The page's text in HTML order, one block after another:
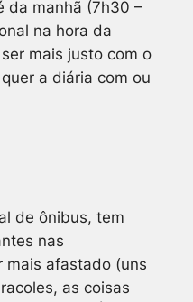
da manhã (7h30 –
na hora da
mais justo com o
a diária com ou
de ônibus, tem
nas
mais afastado (uns
as coisas